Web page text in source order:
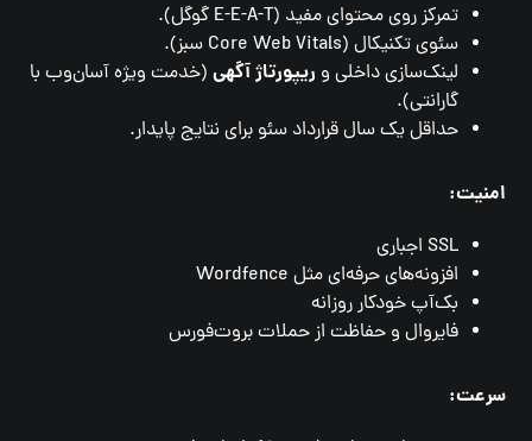
تمرکز روی محتوای مفید (E-E-A-T گوگل).
سئوی تکنیکال (Core Web Vitals سبز).
لینک‌سازی داخلی و ریپورتاژ آگهی (خدمت ویژه آسان‌وب با
گارانتی).
حداقل یک سال قرارداد سئو برای نتایج پایدار.
امنیت:
SSL اجباری
افزونه‌های حرفه‌ای مثل Wordfence
بک‌آپ خودکار روزانه
فایروال و حفاظت از حملات بروت‌فورس
سرعت: